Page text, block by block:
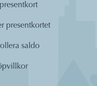
presentkortet
saldo